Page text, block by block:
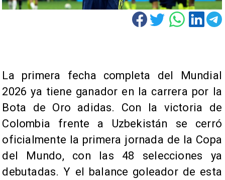
La primera fecha completa del Mundial
2026 ya tiene ganador en la carrera por la
Bota de Oro adidas. Con la victoria de
Colombia frente a Uzbekistán se cerró
oficialmente la primera jornada de la Copa
del Mundo, con las 48 selecciones ya
debutadas. Y el balance goleador de esta